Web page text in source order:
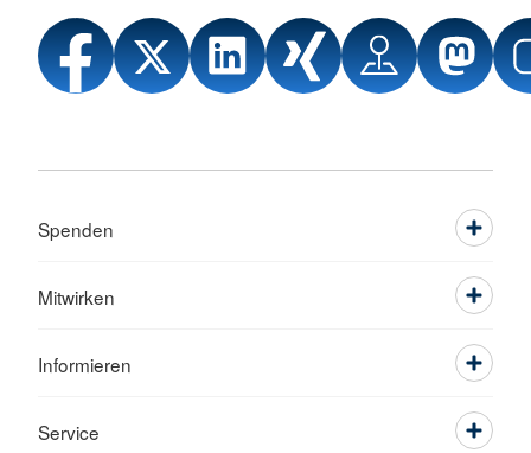
Spenden
Mitwirken
Informieren
Service